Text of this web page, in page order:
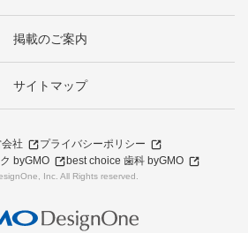
掲載のご案内
サイトマップ
社
プライバシーポリシー
byGMO
best choice 歯科 byGMO
Inc. All Rights reserved.